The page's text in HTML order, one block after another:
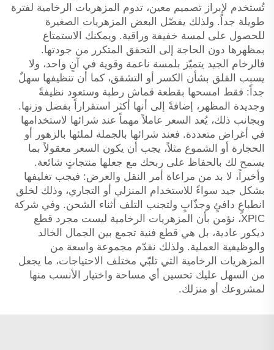
تُستخدم لإبراز تصميم معين، تدوم المزهريات الرخامية لفترة
طويلة جداً. ولذلك يفضّل البعض المزهريات الصغيرة
للحصول على لمسة خفيفة وراقية. ويمكنك الاستمتاع
بمظهرها دون الحاجة إلى التحقق المتكرر من جودتها.
فالرخام الجيد يتميّز بلمسة ناعمة وقوية في آنٍ واحد، ولا
يسبب القلق بشأن الكسر أو التشقق، كما أن تنظيفها سهلٌ
جداً: فقط امسحها بقطعة قماش رطبة وستعود نظيفةً
وجديدة المظهر، إضافةً إلى أنها أكثر استقراراً بفضل وزنها.
وبجانب ذلك، يُعد السعر عاملاً مهماً عند شرائها لاستخدامها
في أغراض متعددة. فعند شرائها بالجملة لملئها بالزهور أو
الحجارة أو الشموع مثلاً، يجب أن يكون السعر معقولاً بما
يسمح لك بالحفاظ على ربحك مع جعلها منتجاتٍ شائعة.
وأخيراً، لا بد من مراعاة أمر النقل والعرض: فيجب تغليفها
بشكل جيد سواءً للاستخدام المنزلي أو التجاري، وذلك لخلق
انطباعٍ دافئٍ وجذّابٍ ولتجنب التلف أثناء الشحن. وفي شركة
XPIC، نؤمن بأن المزهريات الرخامية ليست مجرد قطع
ديكور عادية، بل هي قطع فنية تجمع بين الجمال الخالد
والوظيفية العملية. ولذلك نقدّم مجموعة واسعة من
المزهريات الرخامية التي تلبّي مختلف الاحتياجات، ما يجعل
من السهل عليك تحسين أي مساحة واختيار الأنسب منها
لمشروعك أو منزلك.